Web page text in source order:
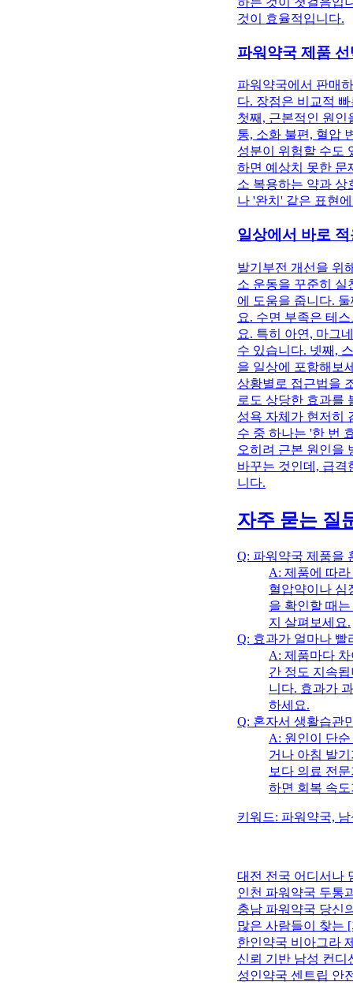
것이 효율적입니다.
파워약국 제품
파워약국에서 판매
다. 장점은 비교적
첫째, 근본적인 원인
통, 소화 불편, 혈압
성분이 위험할 수도
하면 예상치 못한 문
소 복용하는 약과 상
나 '완치' 같은 표현
일상에서 바로
발기부전 개선을 위
소 운동을 꾸준히 실
에 도움을 줍니다.
요. 수면 부족은 테
요. 특히 아연, 마그
수 있습니다. 넷째,
을 일상에 포함해보
상황별로 접근법을
로도 상당한 효과를
성욕 자체가 현저히
수 중 하나는 '한 번
오히려 근본 원인을
바꾸는 것인데, 급격
니다.
자주 묻는 질
Q: 파워약국 제품을
A: 제품에 따
혈압약이나 심
을 확인할 때
지 살펴보세요.
Q: 효과가 얼마나 빨
A: 제품마다
간 정도 지속
니다. 효과가
하세요.
Q: 혼자서 생활습관
A: 원인이 단
거나 아침 발
보다 의료 전
하면 회복 속
키워드: 파워약국,
대전 전국 어디서나
인천 파워약국 두통
충남 파워약국 당신
많은 사람들이 찾는
한인약국 비아그라
신뢰 기반 남성 컨디
성인약국 센트립 안